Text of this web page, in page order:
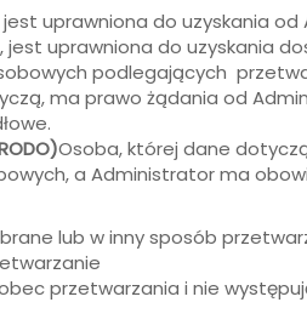
uprawniona do uzyskania
uprawniona do uzyskania
podlegających
ma prawo żądania od
Osoba, której dane
a Administrator ma
lub w inny sposób
przetwarzania i nie